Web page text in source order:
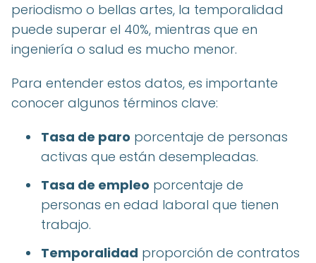
periodismo o bellas artes, la temporalidad
puede superar el 40%, mientras que en
ingeniería o salud es mucho menor.
Para entender estos datos, es importante
conocer algunos términos clave:
Tasa de paro porcentaje de personas
activas que están desempleadas.
Tasa de empleo porcentaje de
personas en edad laboral que tienen
trabajo.
Temporalidad proporción de contratos